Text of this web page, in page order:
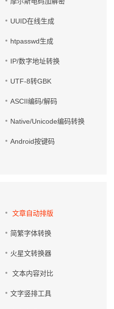
UUID在线生成
htpasswd生成
IP/数字地址转换
UTF-8转GBK
ASCII编码/解码
Native/Unicode编码转换
Android按键码
文章自动排版
简繁字体转换
火星文转换器
文本内容对比
文字竖排工具